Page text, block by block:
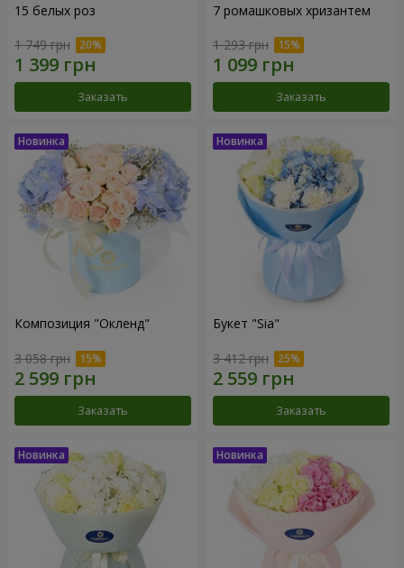
15 белых роз
1 749 грн
Заказать
7 ромашковых хризантем
1 293 грн
Заказать
Композиция "Окленд"
3 058 грн
Заказать
Букет "Sia"
3 412 грн
Заказать